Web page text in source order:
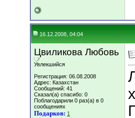
16.12.2008, 04:04
Цвиликова Любовь
Увлекшийся
Регистрация: 06.08.2008
Адрес: Казахстан
Сообщений: 41
Сказал(а) спасибо: 0
Поблагодарили 0 раз(а) в 0
сообщениях
Подарков: 1